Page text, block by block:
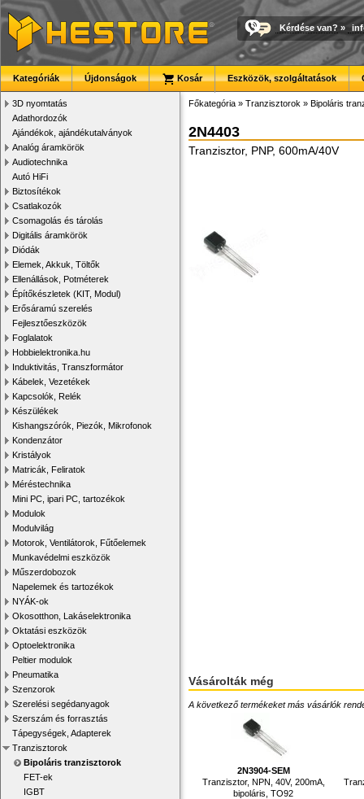
Kérdése van? »
Kategóriák Újdonságok Kosár Eszközök, szolgáltatások
3D nyomtatás
Adathordozók
Ajándékok, ajándékutalványok
Analóg áramkörök
Audiotechnika
Autó HiFi
Biztosítékok
Csatlakozók
Csomagolás és tárolás
Digitális áramkörök
Diódák
Elemek, Akkuk, Töltők
Ellenállások, Potméterek
Építőkészletek (KIT, Modul)
Erősáramú szerelés
Fejlesztőeszközök
Foglalatok
Hobbielektronika.hu
Induktivitás, Transzformátor
Kábelek, Vezetékek
Kapcsolók, Relék
Készülékek
Kishangszórók, Piezók, Mikrofonok
Kondenzátor
Kristályok
Matricák, Feliratok
Méréstechnika
Mini PC, ipari PC, tartozékok
Modulok
Modulvilág
Motorok, Ventilátorok, Fűtőelemek
Munkavédelmi eszközök
Műszerdobozok
Napelemek és tartozékok
NYÁK-ok
Okosotthon, Lakáselektronika
Oktatási eszközök
Optoelektronika
Peltier modulok
Pneumatika
Szenzorok
Szerelési segédanyagok
Szerszám és forrasztás
Tápegységek, Adapterek
Tranzisztorok
Bipoláris tranzisztorok
FET-ek
IGBT
Főkategória » Tranzisztorok » Bipoláris
2N4403
Tranzisztor, PNP, 600mA/40V
Vásárolták még
A következő termékeket más vásárlók
2N3904-SEM
Tranzisztor, NPN, 40V, 200mA,
bipoláris, TO92